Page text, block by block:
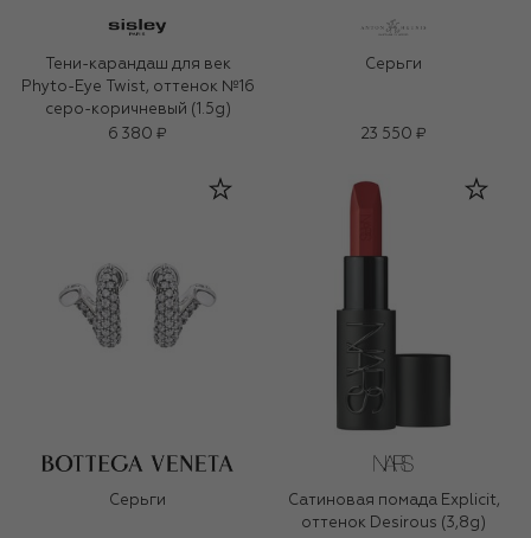
Тени-карандаш для век
Phyto-Eye Twist, оттенок №16
серо-коричневый (1.5g)
6 380 ₽
Серьги
23 550 ₽
Серьги
Сатиновая помада Explicit,
оттенок Desirous (3,8g)